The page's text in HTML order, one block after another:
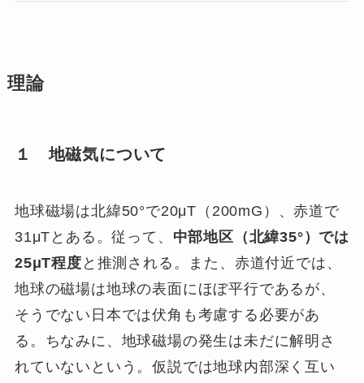
理論
１ 地磁気について
地球磁場は北緯50°で20μT（200mG）、赤道で
31μTとある。従って、 中部地区（北緯35°）では
25μT程度 と推測される。また、赤道付近では、
地球の磁場は地球の表面にほぼ平行であるが、
そうでない日本では伏角も考慮する必要があ
る。ちなみに、地球磁場の発生は未だに解明さ
れていないという。仮説では地球内部深く互い